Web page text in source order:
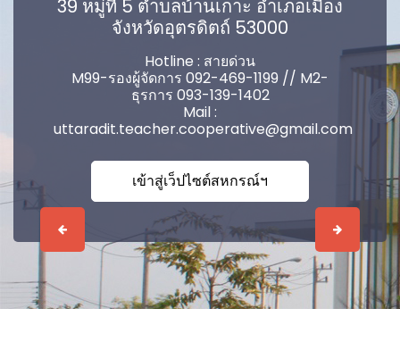
Previous Next
39 หมู่ที่ 5 ตำบลบ้านเกาะ อำเภอเมือง
จังหวัดอุตรดิตถ์ 53000
Hotline : สายด่วน
M99-รองผู้จัดการ 092-469-1199 // M2-
ธุรการ 093-139-1402
Mail :
uttaradit.teacher.cooperative@gmail.com
เข้าสู่เว็ปไซต์สหกรณ์ฯ